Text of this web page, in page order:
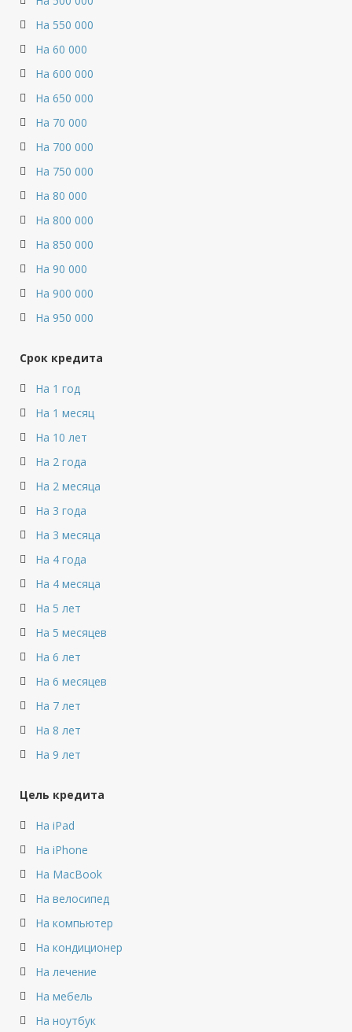
На 550 000
На 60 000
На 600 000
На 650 000
На 70 000
На 700 000
На 750 000
На 80 000
На 800 000
На 850 000
На 90 000
На 900 000
На 950 000
Срок кредита
На 1 год
На 1 месяц
На 10 лет
На 2 года
На 2 месяца
На 3 года
На 3 месяца
На 4 года
На 4 месяца
На 5 лет
На 5 месяцев
На 6 лет
На 6 месяцев
На 7 лет
На 8 лет
На 9 лет
Цель кредита
На iPad
На iPhone
На MacBook
На велосипед
На компьютер
На кондиционер
На лечение
На мебель
На ноутбук